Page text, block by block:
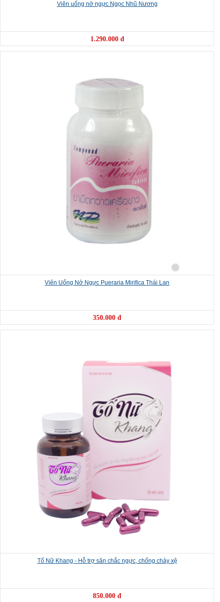
Viên uống nở ngực Ngọc Nhũ Nương
1.290.000 đ
Viên Uống Nở Ngực Pueraria Mirifica Thái Lan
350.000 đ
Tố Nữ Khang - Hỗ trợ săn chắc ngực, chống chảy xệ
850.000 đ
❅